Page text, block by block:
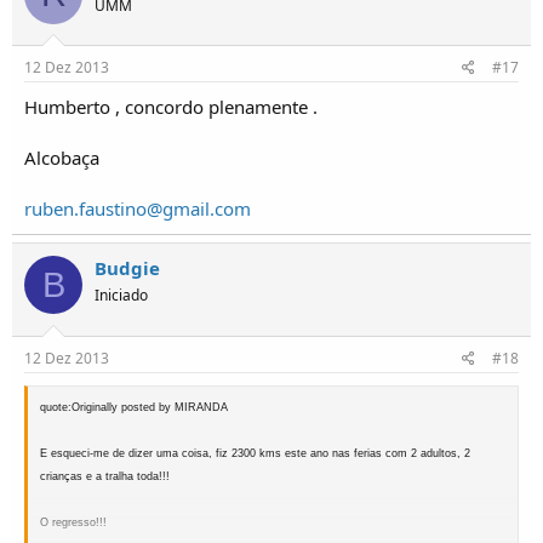
Se pretendes uma máquina fiável SÓ para estrada que te sirva como carro de dia sem
teres problemas muito honestamente não optes pelo UMM.
livre de uma forma como ainda não conheces-te nesse caso vai para um Alter II.
www.ArnaldoGomes.com
UMM
12 Dez 2013 #17
Humberto , concordo plenamente .
Alcobaça
ruben.faustino@gmail.com
B Budgie
Iniciado
12 Dez 2013 #18
quote:Originally posted by MIRANDA
E esqueci-me de dizer uma coisa, fiz 2300 kms este ano nas ferias com 2 adultos, 2
crianças e a tralha toda!!!
O regresso!!!